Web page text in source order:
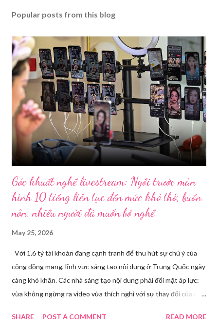
Popular posts from this blog
Góc khuất nghề livestream: Ngồi trước màn
hình 10 tiếng liên tục đến mức khó thở, buồn
nôn, nhiều người đã muốn bỏ nghề
May 25, 2026
Với 1,6 tỷ tài khoản đang cạnh tranh để thu hút sự chú ý của
cộng đồng mạng, lĩnh vực sáng tạo nội dung ở Trung Quốc ngày
càng khó khăn. Các nhà sáng tạo nội dung phải đối mặt áp lực:
vừa không ngừng ra video vừa thích nghi với sự thay đổi của các
Huawei tại Hội nghị Di động Thế giới tại Thượng Hải năm 2021.
SHARE POST A COMMENT READ MORE